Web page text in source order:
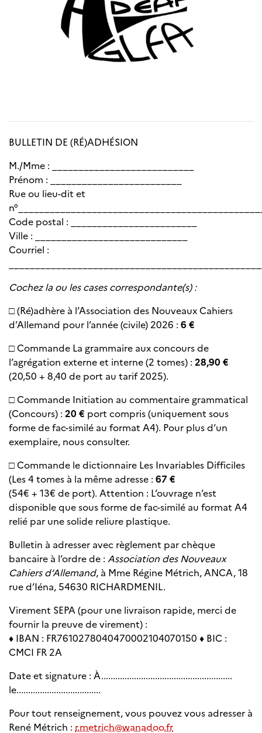
BULLETIN DE (RÉ)ADHÉSION
M./Mme : ___________________________
Prénom : _________________________
Rue ou lieu-dit et
Code postal : ________________________
Ville : _____________________________
Courriel :
Cochez la ou les cases correspondante(s) :
□ (Ré)adhère à l’Association des Nouveaux Cahiers
d’Allemand pour l’année (civile) 2026 : 6 €
□ Commande La grammaire aux concours de
l’agrégation externe et interne (2 tomes) : 28,90 €
(20,50 + 8,40 de port au tarif 2025).
□ Commande Initiation au commentaire grammatical
(Concours) : 20 € port compris (uniquement sous
forme de fac-similé au format A4). Pour plus d’un
exemplaire, nous consulter.
□ Commande le dictionnaire Les Invariables Difficiles
(Les 4 tomes à la même adresse : 67 €
(54€ + 13€ de port). Attention : L’ouvrage n’est
disponible que sous forme de fac-similé au format A4
relié par une solide reliure plastique.
Bulletin à adresser avec règlement par chèque
bancaire à l’ordre de : Association des Nouveaux
Cahiers d’Allemand, à Mme Régine Métrich, ANCA, 18
rue d’Iéna, 54630 RICHARDMENIL.
Virement SEPA (pour une livraison rapide, merci de
fournir la preuve de virement) :
♦ IBAN : FR7610278040470002104070150 ♦ BIC :
CMCI FR 2A
Date et signature : À........................................................
le....................................
Pour tout renseignement, vous pouvez vous adresser à
René Métrich : r.metrich@wanadoo.fr